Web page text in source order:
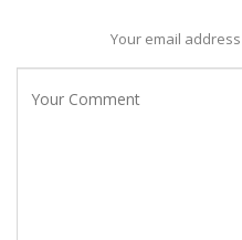
Your email